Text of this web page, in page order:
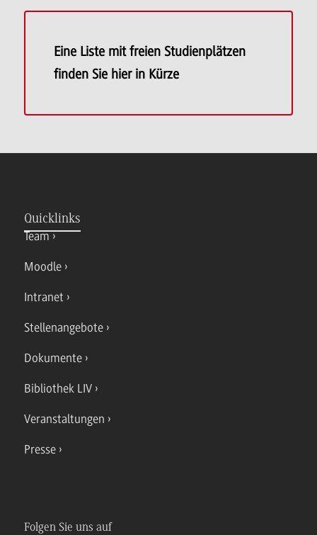
Eine Liste mit freien Studienplätzen
finden Sie hier in Kürze
Quicklinks
Team
Moodle
Intranet
Stellenangebote
Dokumente
Bibliothek LIV
Veranstaltungen
Presse
Folgen Sie uns auf